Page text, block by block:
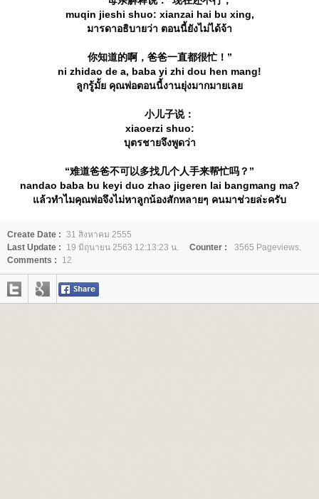
muqin jieshi shuo: xianzai hai bu xing,
มารดาอธิบายว่า ตอนนี้ยังไม่ได้จ้า
你知道的啊，爸爸一直都很忙！”
ni zhidao de a, baba yi zhi dou hen mang!
ลูกรู้มั้ย คุณพ่อตอนนี้งานยุ่งมากมายเล
小儿子说：
xiaoerzi shuo:
บุตรชายจึงพูดว่า
“难道爸爸不可以多找几个人手来帮忙吗？”
nandao baba bu keyi duo zhao jigeren lai bangmang ma?
ล้วทำไมคุณพ่อจึงไม่หาลูกน้องสักหลายๆ คนมาช่วยล่ะครับ
Create Date : 31 สิงหาคม 2555
Last Update :
19 มิถุนายน 2563 12:13:23 น. Counter :
3565 Pageviews.
Comments :
12